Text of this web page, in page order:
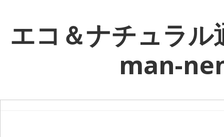
エコ＆ナチュラル
man-